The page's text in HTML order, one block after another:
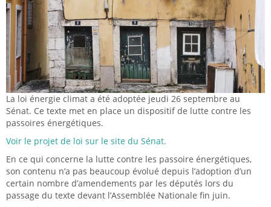
La loi énergie climat a été adoptée jeudi 26 septembre au
Sénat. Ce texte met en place un dispositif de lutte contre les
passoires énergétiques.
Voir le projet de loi sur le site du Sénat.
En ce qui concerne la lutte contre les passoire énergétiques,
son contenu n’a pas beaucoup évolué depuis l’adoption d’un
certain nombre d’amendements par les députés lors du
passage du texte devant l’Assemblée Nationale fin juin.